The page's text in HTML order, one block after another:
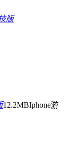
版
12.2MBIphone游